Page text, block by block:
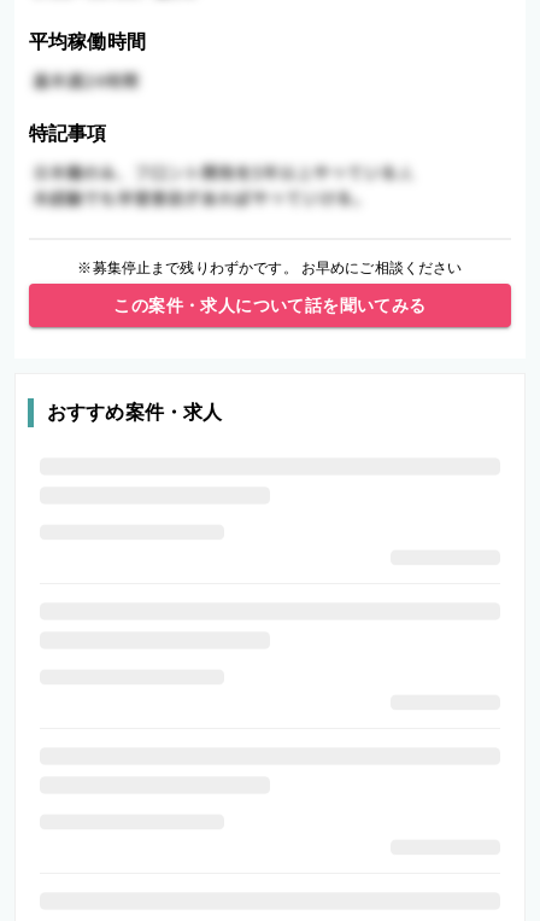
平均稼働時間
特記事項
※募集停止まで残りわずかです。 お早めにご相談ください
この案件・求人について話を聞いてみる
おすすめ案件・求人